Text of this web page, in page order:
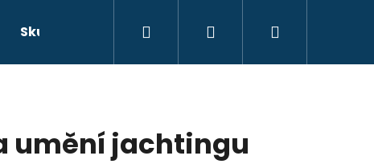
Skutečné příběhy Beletrie Doprava a
Přihlášení
umění jachtingu